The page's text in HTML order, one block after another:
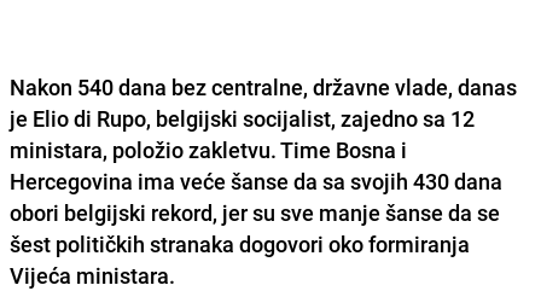
Nakon 540 dana bez centralne, državne vlade, danas
je Elio di Rupo, belgijski socijalist, zajedno sa 12
ministara, položio zakletvu. Time Bosna i
Hercegovina ima veće šanse da sa svojih 430 dana
obori belgijski rekord, jer su sve manje šanse da se
šest političkih stranaka dogovori oko formiranja
Vijeća ministara.